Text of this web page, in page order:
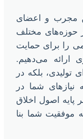
و اعضای
مختلف
برای حمایت
می‌دهیم.
بلکه در
شما در
اصول اخلاق
شما بنا